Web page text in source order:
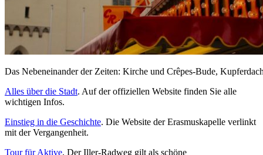
Das Nebeneinander der Zeiten: Kirche und Crêpes-Bude,
Alles über die Stadt. Auf der offiziellen Website finden Sie alle
wichtigen Infos.
Einstieg in die Geschichte. Die Website der Erasmuskapelle verlinkt
mit der Vergangenheit.
Tour für Aktive. Der Iller-Radweg gilt als schöne